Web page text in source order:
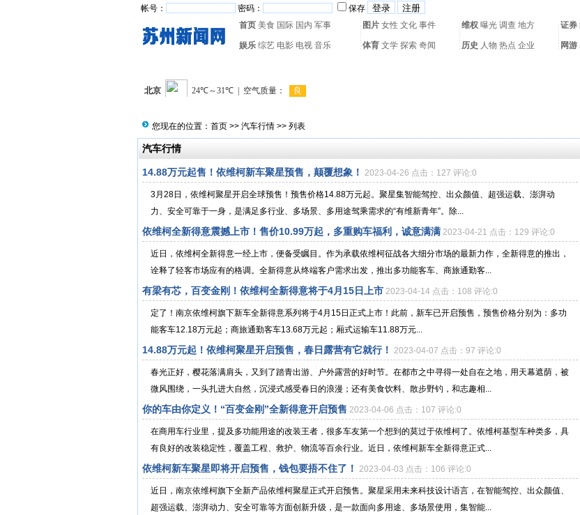
帐号： 密码： 保存
首页 美食 国际 国内 军事 图片 女性 文化 事件 维权 曝光 调查 地方 证券
娱乐 综艺 电影 电视 音乐 体育 文学 探索 奇闻 历史 人物 热点 企业 网游
您现在的位置： 首页 >> 汽车行情 >> 列表
汽车行情
14.88万元起售！依维柯新车聚星预售，颠覆想象！ 2023-04-26 点击：127 评论:0
3月28日，依维柯聚星开启全球预售！预售价格14.88万元起。聚星集智能驾控、出众颜值、超强运载、澎湃动
力、安全可靠于一身，是满足多行业、多场景、多用途驾乘需求的“有维新青年”。除...
依维柯全新得意震撼上市！售价10.99万起，多重购车福利，诚意满满 2023-04-21 点击：129 评论:0
近日，依维柯全新得意一经上市，便备受瞩目。作为承载依维柯征战各大细分市场的最新力作，全新得意的推出，
诠释了轻客市场应有的格调。全新得意从终端客户需求出发，推出多功能客车、商旅通勤客...
有梁有芯，百变金刚！依维柯全新得意将于4月15日上市 2023-04-14 点击：108 评论:0
定了！南京依维柯旗下新车全新得意系列将于4月15日正式上市！此前，新车已开启预售，预售价格分别为：多功
能客车12.18万元起；商旅通勤客车13.68万元起；厢式运输车11.88万元...
14.88万元起！依维柯聚星开启预售，春日露营有它就行！ 2023-04-07 点击：97 评论:0
春光正好，樱花落满肩头，又到了踏青出游、户外露营的好时节。在都市之中寻得一处自在之地，用天幕遮荫，被
微风围绕，一头扎进大自然，沉浸式感受春日的浪漫；还有美食饮料、散步野钓，和志趣相...
你的车由你定义！“百变金刚”全新得意开启预售 2023-04-06 点击：107 评论:0
在商用车行业里，提及多功能用途的改装王者，很多车友第一个想到的莫过于依维柯了。依维柯基型车种类多，具
有良好的改装稳定性，覆盖工程、救护、物流等百余行业。近日，依维柯新车全新得意正式...
依维柯新车聚星即将开启预售，钱包要捂不住了！ 2023-04-03 点击：106 评论:0
近日，南京依维柯旗下全新产品依维柯聚星正式开启预售。聚星采用未来科技设计语言，在智能驾控、出众颜值、
超强运载、澎湃动力、安全可靠等方面创新升级，是一款面向多用途、多场景使用，集智能...